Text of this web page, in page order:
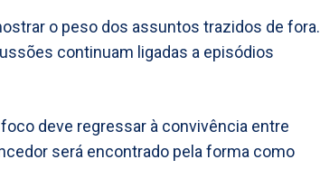
o peso dos assuntos trazidos de fora.
continuam ligadas a episódios
deve regressar à convivência entre
será encontrado pela forma como